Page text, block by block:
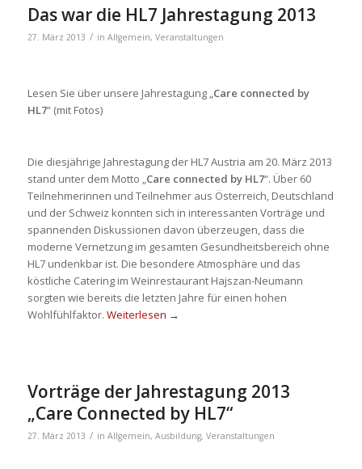
Das war die HL7 Jahrestagung 2013
27. März 2013 / in Allgemein, Veranstaltungen
Lesen Sie über unsere Jahrestagung „Care connected by
HL7“ (mit Fotos)
Die diesjährige Jahrestagung der HL7 Austria am 20. März 2013
stand unter dem Motto „Care connected by HL7“. Über 60
Teilnehmerinnen und Teilnehmer aus Österreich, Deutschland
und der Schweiz konnten sich in interessanten Vorträge und
spannenden Diskussionen davon überzeugen, dass die
moderne Vernetzung im gesamten Gesundheitsbereich ohne
HL7 undenkbar ist. Die besondere Atmosphäre und das
köstliche Catering im Weinrestaurant Hajszan-Neumann
sorgten wie bereits die letzten Jahre für einen hohen
Wohlfühlfaktor. Weiterlesen →
Vorträge der Jahrestagung 2013
„Care Connected by HL7“
27. März 2013 / in Allgemein, Ausbildung, Veranstaltungen